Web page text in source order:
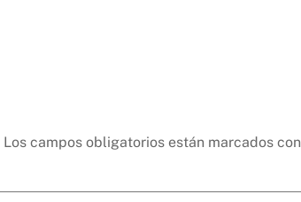
Los campos obligatorios están marcados con